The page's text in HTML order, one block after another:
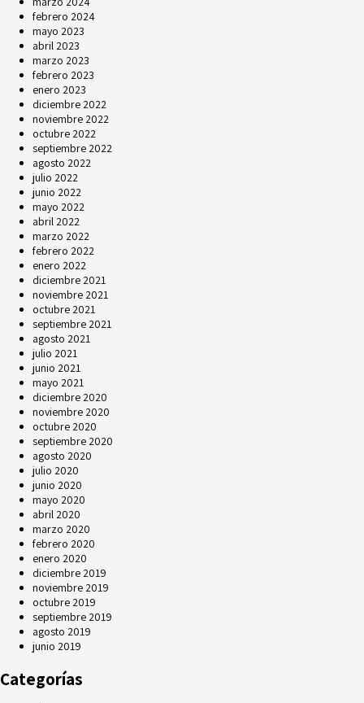
febrero 2024
mayo 2023
abril 2023
marzo 2023
febrero 2023
enero 2023
diciembre 2022
noviembre 2022
octubre 2022
septiembre 2022
agosto 2022
julio 2022
junio 2022
mayo 2022
abril 2022
marzo 2022
febrero 2022
enero 2022
diciembre 2021
noviembre 2021
octubre 2021
septiembre 2021
agosto 2021
julio 2021
junio 2021
mayo 2021
diciembre 2020
noviembre 2020
octubre 2020
septiembre 2020
agosto 2020
julio 2020
junio 2020
mayo 2020
abril 2020
marzo 2020
febrero 2020
enero 2020
diciembre 2019
noviembre 2019
octubre 2019
septiembre 2019
agosto 2019
junio 2019
Categorías